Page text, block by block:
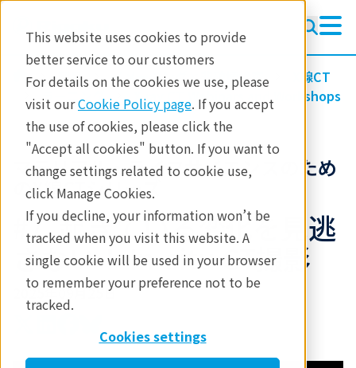
This website uses cookies to provide
better service to our customers
For details on the cookies we use, please
visit ourCookie Policy page. If you accept
the use of cookies, please click the
"Accept all cookies" button. If you want to
change settings related to cookie use,
click Manage Cookies.
If you decline, your information won’t be
tracked when you visit this website. A
single cookie will be used in your browser
to remember your preference not to be
tracked.
Cookies settings
製品 イメージングと非破壊検査
X線CT
ラーニング
X-ray CT Webinars and Workshops
マテリアル・ライフサイエンスのため
のX線CTシリーズ
#7. 起きている変化を見逃
さない！ In-situ CT撮影
2025年09月25日